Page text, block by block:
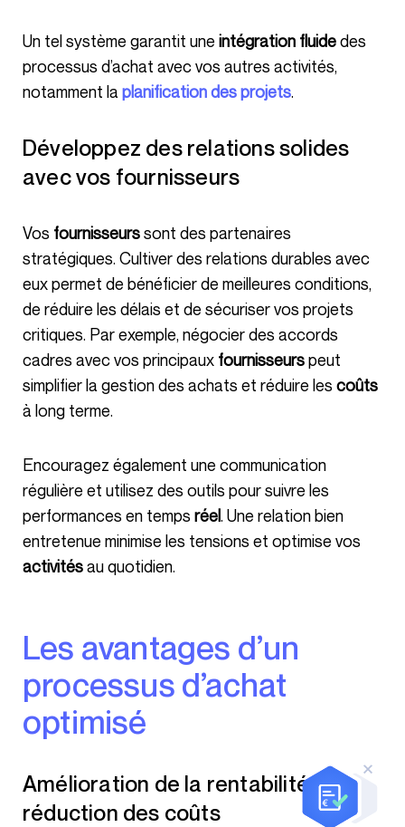
Un tel système garantit une intégration fluidedes
processus d’achat avec vos autres activités,
notamment la planification des projets.
Développez des relations solides
avec vos fournisseurs
Vos fournisseurssont des partenaires
stratégiques. Cultiver des relations durables avec
eux permet de bénéficier de meilleures conditions,
de réduire les délais et de sécuriser vos projets
critiques. Par exemple, négocier des accords
cadres avec vos principaux fournisseurspeut
simplifier la gestion des achats et réduire les coûts
à long terme.
Encouragez également une communication
régulière et utilisez des outils pour suivre les
performances en temps réel. Une relation bien
entretenue minimise les tensions et optimise vos
activitésau quotidien.
Les avantages d’un
processus d’achat
optimisé
Amélioration de la rentabilité et
réduction des coûts